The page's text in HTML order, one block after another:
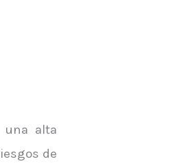
una alta
de